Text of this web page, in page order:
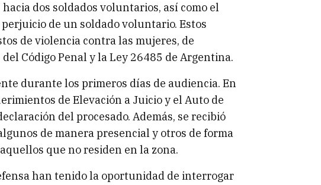
dos soldados voluntarios, así como el
de un soldado voluntario. Estos
de violencia contra las mujeres, de
Código Penal y la Ley 26485 de Argentina.
durante los primeros días de audiencia. En
de Elevación a Juicio y el Auto de
del procesado. Además, se recibió
de manera presencial y otros de forma
que no residen en la zona.
han tenido la oportunidad de interrogar